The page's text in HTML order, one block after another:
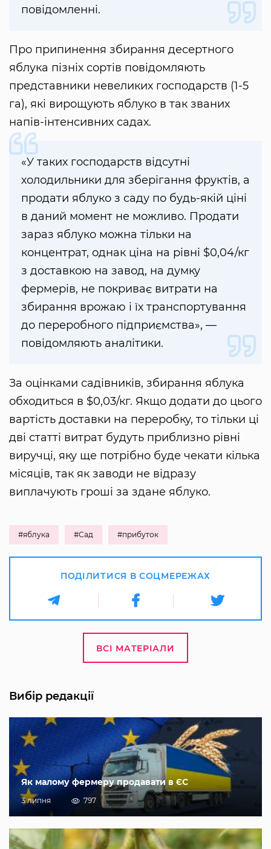
повідомленні.
Про припинення збирання десертного
яблука пізніх сортів повідомляють
представники невеликих господарств (1-5
га), які вирощують яблуко в так званих
напів-інтенсивних садах.
«У таких господарств відсутні
холодильники для зберігання фруктів, а
продати яблуко з саду по будь-якій ціні
в даний момент не можливо. Продати
зараз яблуко можна тільки на
концентрат, однак ціна на рівні $0,04/кг
з доставкою на завод, на думку
фермерів, не покриває витрати на
збирання врожаю і їх транспортування
до переробного підприємства», —
повідомляють аналітики.
За оцінками садівників, збирання яблука
обходиться в $0,03/кг. Якщо додати до цього
вартість доставки на переробку, то тільки ці
дві статті витрат будуть приблизно рівні
виручці, яку ще потрібно буде чекати кілька
місяців, так як заводи не відразу
виплачують гроші за здане яблуко.
#яблука #Сад #прибуток
ПОДІЛИТИСЯ В СОЦМЕРЕЖАХ
ВСІ МАТЕРІАЛИ
Вибір редакції
Як малому фермеру продавати в ЄС
3 липня 797